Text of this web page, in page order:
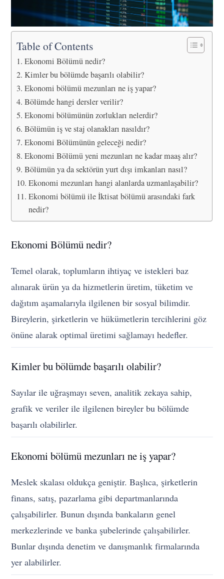
Table of Contents
Ekonomi Bölümü nedir?
Kimler bu bölümde başarılı olabilir?
Ekonomi bölümü mezunları ne iş yapar?
Bölümde hangi dersler verilir?
Ekonomi bölümünün zorlukları nelerdir?
Bölümün iş ve staj olanakları nasıldır?
Ekonomi Bölümünün geleceği nedir?
Ekonomi Bölümü yeni mezunları ne kadar maaş alır?
Bölümün ya da sektörün yurt dışı imkanları nasıl?
Ekonomi mezunları hangi alanlarda uzmanlaşabilir?
Ekonomi bölümü ile İktisat bölümü arasındaki fark
nedir?
Ekonomi Bölümü nedir?
Temel olarak, toplumların ihtiyaç ve istekleri baz
alınarak ürün ya da hizmetlerin üretim, tüketim ve
dağıtım aşamalarıyla ilgilenen bir sosyal bilimdir.
Bireylerin, şirketlerin ve hükümetlerin tercihlerini göz
önüne alarak optimal üretimi sağlamayı hedefler.
Kimler bu bölümde başarılı olabilir?
Sayılar ile uğraşmayı seven, analitik zekaya sahip,
grafik ve veriler ile ilgilenen bireyler bu bölümde
başarılı olabilirler.
Ekonomi bölümü mezunları ne iş yapar?
Meslek skalası oldukça geniştir. Başlıca, şirketlerin
finans, satış, pazarlama gibi departmanlarında
çalışabilirler. Bunun dışında bankaların genel
merkezlerinde ve banka şubelerinde çalışabilirler.
Bunlar dışında denetim ve danışmanlık firmalarında
yer alabilirler.